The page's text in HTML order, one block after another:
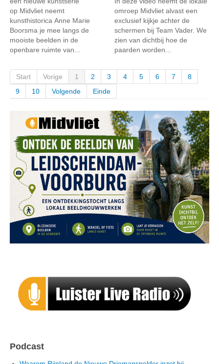
op Midvliet neemt
kunsthistorica Anne Marie
Boorsma je mee langs de
mooiste beelden in de
openbare ruimte van...
omroep Midvliet alvast een
exclusief kijkje achter de
schermen bij Team Vader. We
zien van dichtbij hoe de
paarden worden...
Start Vorige 1 2 3 4 5 6 7
8
9
10 Volgende Einde
Podcast